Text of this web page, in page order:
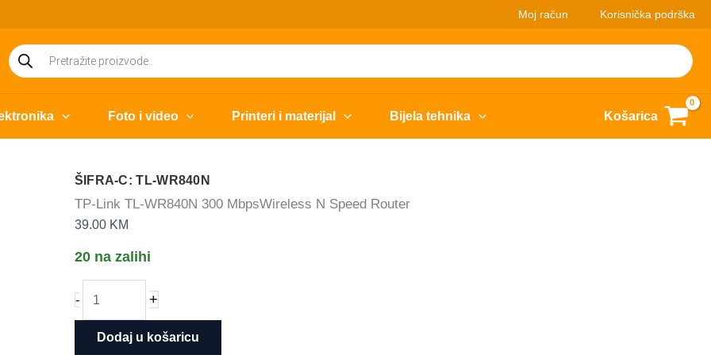
Moj račun Korisnička podrška
Products
search
Foto i video Printeri i materijal Bijela tehnika Košarica
ŠIFRA-C: TL-WR840N
TP-Link TL-WR840N 300 MbpsWireless N Speed Router
39.00 KM
20 na zalihi
-
Link
WR840N
+
Dodaj u košaricu